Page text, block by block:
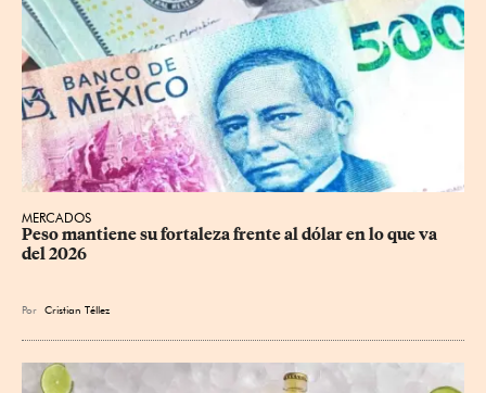
MERCADOS
Peso mantiene su fortaleza frente al dólar en lo que va
del 2026
Por Cristian Téllez